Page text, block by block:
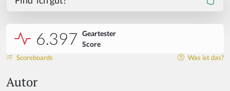
6.397 Geartester
Score
Scoreboards Was ist das?
Autor